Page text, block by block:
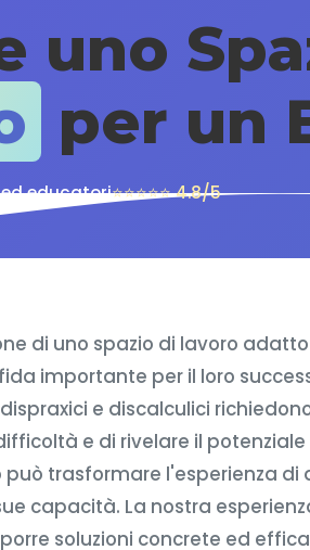
uno
per un
educatori⭐⭐⭐⭐⭐ 4.8/5
di uno spazio di lavoro
importante per il loro
dispraxici e discalculici
e di rivelare il
trasformare l'esperienza
capacità. La nostra
soluzioni concrete ed